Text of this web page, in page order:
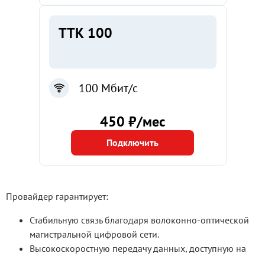
ТТК 100
100 Мбит/с
450 ₽/мес
Подключить
Провайдер гарантирует:
Стабильную связь благодаря волоконно-оптической
магистральной цифровой сети.
Высокоскоростную передачу данных, доступную на